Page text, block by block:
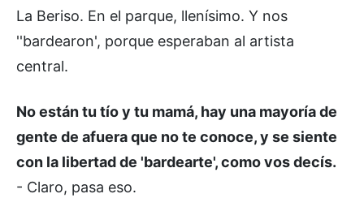
La Beriso. En el parque, llenísimo. Y nos
''bardearon', porque esperaban al artista
central.
No están tu tío y tu mamá, hay una mayoría de
gente de afuera que no te conoce, y se siente
con la libertad de 'bardearte', como vos decís.
- Claro, pasa eso.